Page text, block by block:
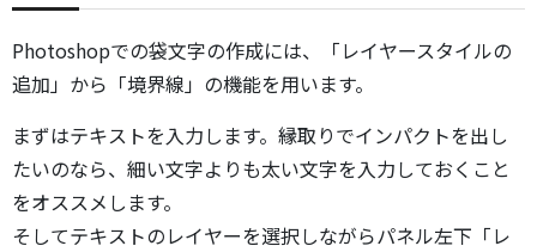
Photoshopでの袋文字の作成には、「レイヤースタイルの
追加」から「境界線」の機能を用います。
まずはテキストを入力します。縁取りでインパクトを出し
たいのなら、細い文字よりも太い文字を入力しておくこと
をオススメします。
そしてテキストのレイヤーを選択しながらパネル左下「レ